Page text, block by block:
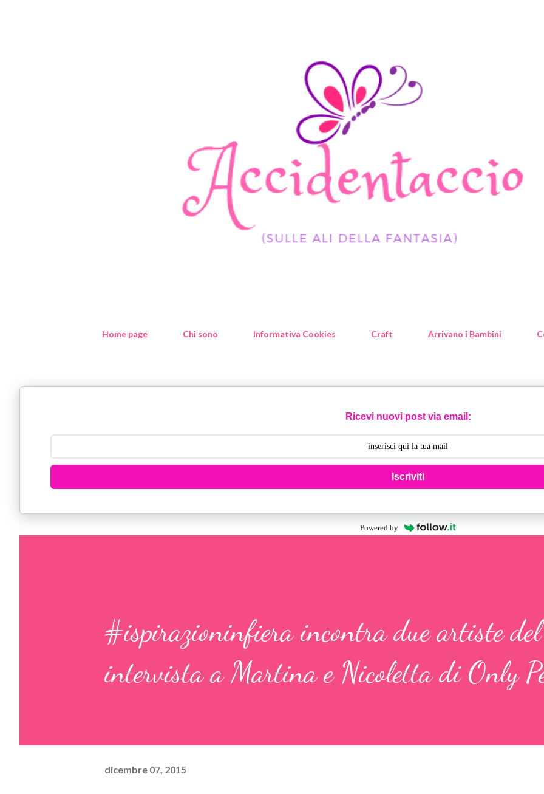
Home page Chi sono Informativa Cookies Craft Arrivano i Bambini
Ricevi nuovi post via email:
Iscriviti
Powered by
#ispirazioninfiera incontra due artiste
intervista a Martina e Nicoletta di Only
dicembre 07, 2015